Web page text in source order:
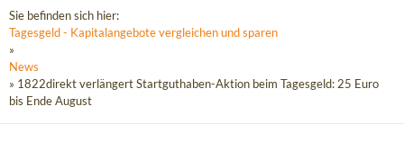
Sie befinden sich hier:
Tagesgeld - Kapitalangebote vergleichen und sparen
»
News
» 1822direkt verlängert Startguthaben-Aktion beim Tagesgeld: 25 Euro
bis Ende August